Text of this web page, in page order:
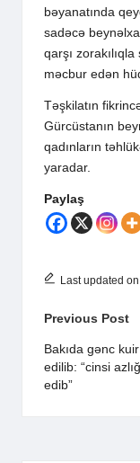
bəyanatında
sadəcə
qarşı
məcbur edən
Təşkilatın
Gürcüstanın
qadınların
yaradar.
Paylaş
Last updated
Post
Previous Post
Bakıda gənc
edilib: “cinsi
edib”